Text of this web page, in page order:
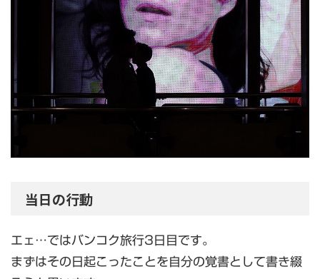
当日の行動
エェ…ではバンコク旅行3日目です。
まずはその日起こったことを自分の覚書として書き綴